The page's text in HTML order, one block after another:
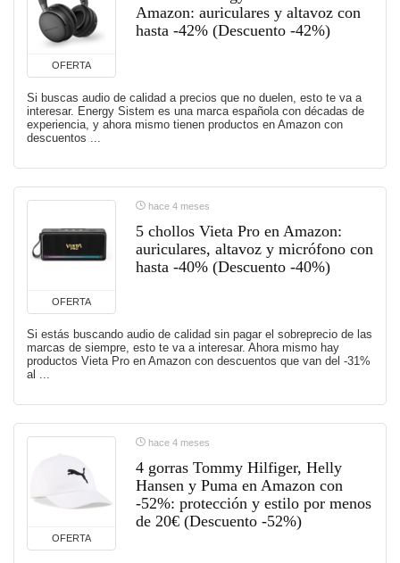
OFERTA
Amazon: auriculares y altavoz con
hasta -42% (Descuento -42%)
Si buscas audio de calidad a precios que no duelen, esto te va a
interesar. Energy Sistem es una marca española con décadas de
experiencia, y ahora mismo tienen productos en Amazon con
descuentos ...
OFERTA
hace 4 meses
5 chollos Vieta Pro en Amazon:
auriculares, altavoz y micrófono con
hasta -40% (Descuento -40%)
Si estás buscando audio de calidad sin pagar el sobreprecio de las
marcas de siempre, esto te va a interesar. Ahora mismo hay
productos Vieta Pro en Amazon con descuentos que van del -31%
al ...
OFERTA
hace 4 meses
4 gorras Tommy Hilfiger, Helly
Hansen y Puma en Amazon con
-52%: protección y estilo por menos
de 20€ (Descuento -52%)